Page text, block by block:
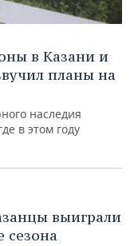
в Казани и
планы на
наследия
в этом году
выиграли
сезона